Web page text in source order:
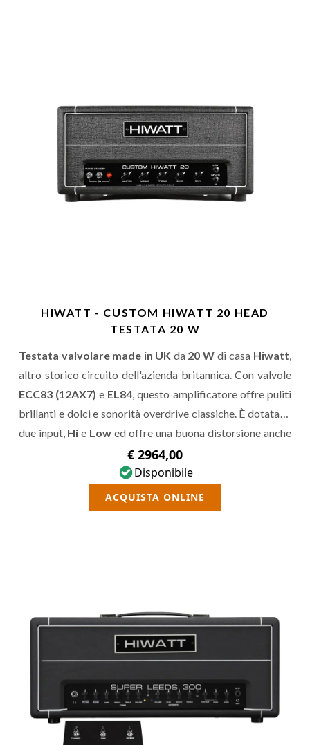
HIWATT - CUSTOM HIWATT 20 HEAD
TESTATA 20 W
Testata valvolare made in UK da 20 W di casa Hiwatt,
altro storico circuito dell'azienda britannica. Con valvole
ECC83 (12AX7) e EL84, questo amplificatore offre puliti
brillanti e dolci e sonorità overdrive classiche. È dotata di
due input, Hi e Low ed offre una buona distorsione anche
€ 2964,00
Disponibile
ACQUISTA ONLINE